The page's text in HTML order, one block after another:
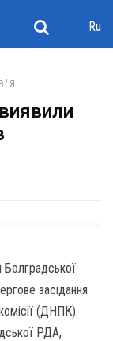
Ru
Болградської
засідання
(ДНПК).
РДА,